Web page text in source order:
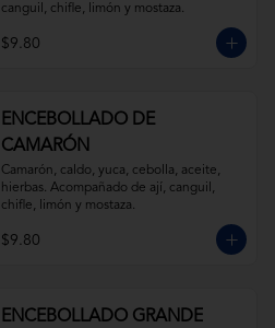
canguil, chifle, limón y mostaza.
$9.80
ENCEBOLLADO DE
CAMARÓN
Camarón, caldo, yuca, cebolla, aceite,
hierbas. Acompañado de ají, canguil,
chifle, limón y mostaza.
$9.80
ENCEBOLLADO GRANDE